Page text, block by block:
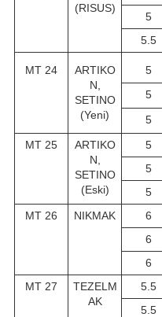
(RISUS)
5
5.5
MT 24
ARTIKO
N,
SETINO
(Yeni)
5
5
5
MT 25
ARTIKO
N,
SETINO
(Eski)
5
5
5
MT 26
NIKMAK 6
6
6
MT 27
TEZELM
AK
5.5
5.5